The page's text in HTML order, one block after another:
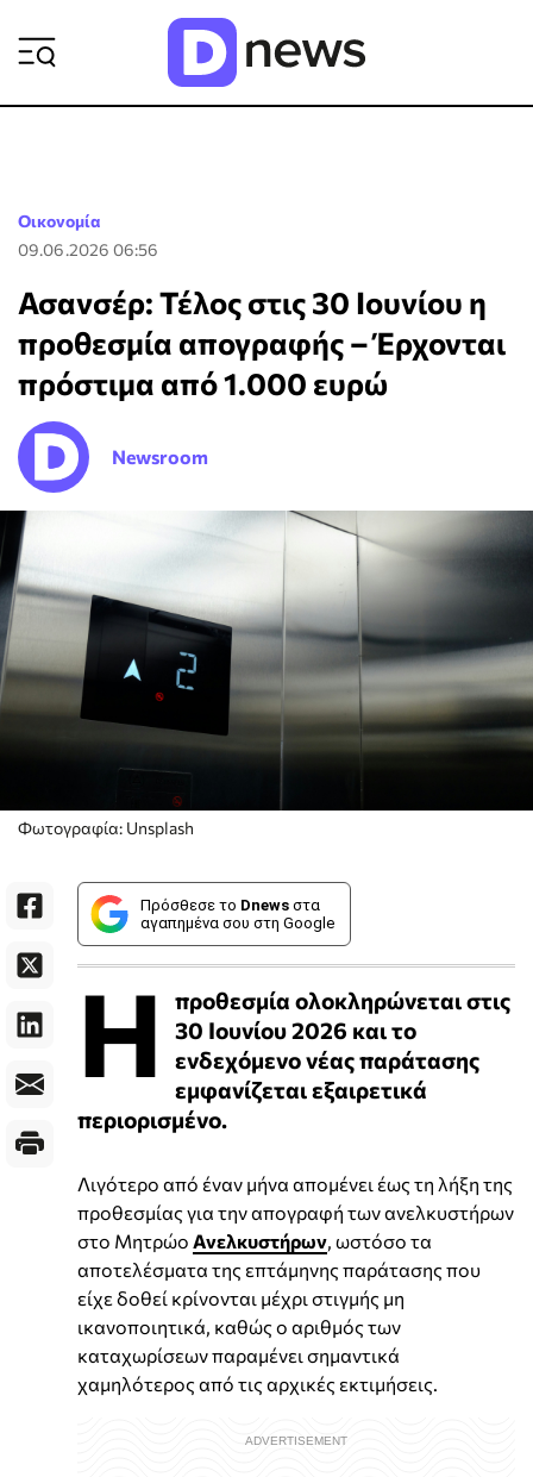
Οικονομία
09.06.2026 06:56
Ασανσέρ: Τέλος στις 30 Ιουνίου η
προθεσμία απογραφής – Έρχονται
πρόστιμα από 1.000 ευρώ
Newsroom
Φωτογραφία: Unsplash
Πρόσθεσε το Dnews στα
αγαπημένα σου στη Google
Η
προθεσμία ολοκληρώνεται στις
30 Ιουνίου 2026 και το
ενδεχόμενο νέας παράτασης
εμφανίζεται εξαιρετικά
περιορισμένο.
Λιγότερο από έναν μήνα απομένει έως τη λήξη της
προθεσμίας για την απογραφή των ανελκυστήρων
στο Μητρώο Ανελκυστήρων, ωστόσο τα
αποτελέσματα της επτάμηνης παράτασης που
είχε δοθεί κρίνονται μέχρι στιγμής μη
ικανοποιητικά, καθώς ο αριθμός των
καταχωρίσεων παραμένει σημαντικά
χαμηλότερος από τις αρχικές εκτιμήσεις.